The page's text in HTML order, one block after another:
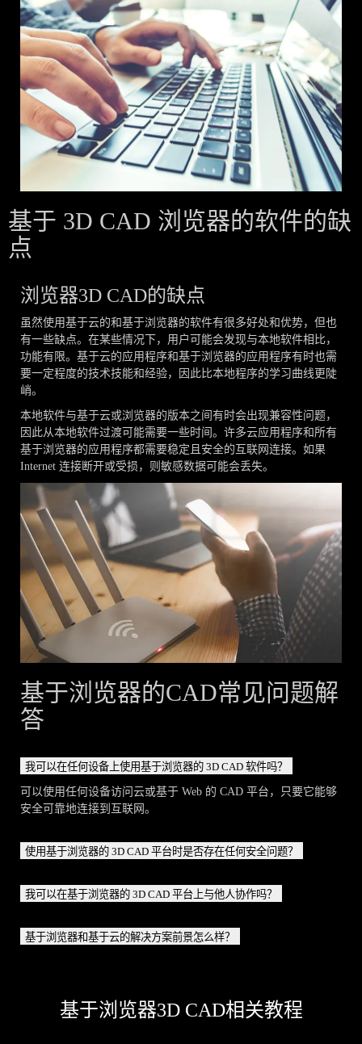
基于 3D CAD 浏览器的软件的缺
点
浏览器3D CAD的缺点
虽然使用基于云的和基于浏览器的软件有很多好处和优势，但也
有一些缺点。在某些情况下，用户可能会发现与本地软件相比，
功能有限。基于云的应用程序和基于浏览器的应用程序有时也需
要一定程度的技术技能和经验，因此比本地程序的学习曲线更陡
峭。
本地软件与基于云或浏览器的版本之间有时会出现兼容性问题，
因此从本地软件过渡可能需要一些时间。许多云应用程序和所有
基于浏览器的应用程序都需要稳定且安全的互联网连接。如果
Internet 连接断开或受损，则敏感数据可能会丢失。
基于浏览器的CAD常见问题解
答
我可以在任何设备上使用基于浏览器的 3D CAD 软件吗？
可以使用任何设备访问云或基于 Web 的 CAD 平台，只要它能够
安全可靠地连接到互联网。
使用基于浏览器的 3D CAD 平台时是否存在任何安全问题？
我可以在基于浏览器的 3D CAD 平台上与他人协作吗？
基于浏览器和基于云的解决方案前景怎么样？
基于浏览器3D CAD相关教程